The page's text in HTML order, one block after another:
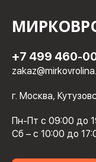
+7 499 460-
г. Москва,
Пн-Пт с 09:00 до
Сб – с 10:00 до